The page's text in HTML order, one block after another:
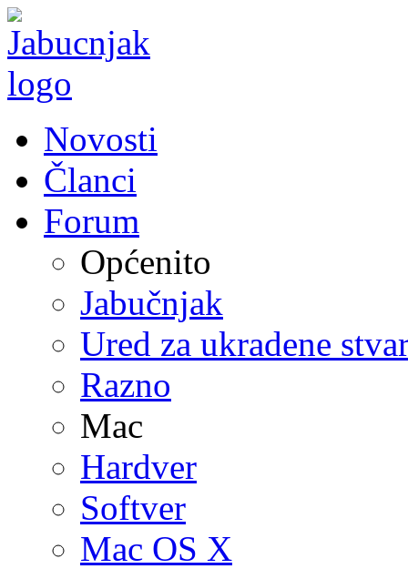
Novosti
Članci
Forum
Općenito
Jabučnjak
Ured za ukradene
Razno
Mac
Hardver
Softver
Mac OS X